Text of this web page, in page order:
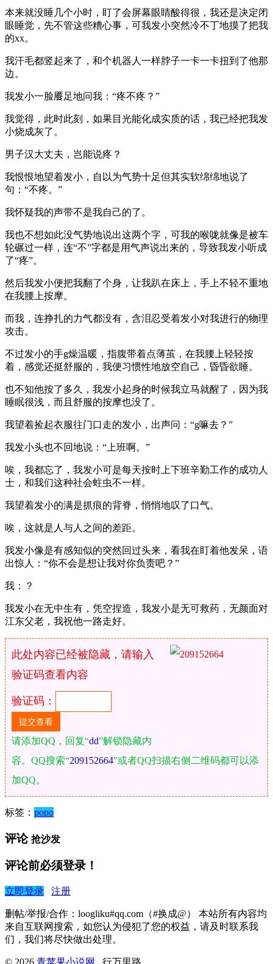
本来就没睡几个小时，盯了会屏幕眼睛酸得很，我还是决定闭
眼睡觉，先不管这些糟心事，可我发小突然冷不丁地摸了把我
的xx。
我汗毛都竖起来了，和个机器人一样脖子一卡一卡扭到了他那
边。
我发小一脸餍足地问我：“疼不疼？”
我觉得，此时此刻，如果目光能化成实质的话，我已经把我发
小烧成灰了。
男子汉大丈夫，岂能说疼？
我恨恨地望着发小，自以为气势十足但其实软绵绵地说了
句：“不疼。”
我怀疑我的声带不是我自己的了。
我也不想如此没气势地说出这两个字，可我的喉咙就像是被车
轮碾过一样，连“不”字都是用气声说出来的，导致我发小听成
了“疼”。
然后我发小便把我翻了个身，让我趴在床上，手上不轻不重地
在我腰上按摩。
而我，连挣扎的力气都没有，含泪忍受着发小对我进行的物理
攻击。
不过发小的手g燥温暖，指腹带着点薄茧，在我腰上轻轻按
着，感觉还挺舒服的，我便习惯性地放空自己，昏昏欲睡。
也不知他按了多久，我发小起身的时候我立马就醒了，因为我
睡眠很浅，而且舒服的按摩也没了。
我望着捡起衣服往门口走的发小，出声问：“g嘛去？”
我发小头也不回地说：“上班啊。”
唉，我都忘了，我发小可是每天按时上下班辛勤工作的成功人
士，和我们这种社会蛀虫不一样。
我望着发小的满是抓痕的背脊，悄悄地叹了口气。
唉，这就是人与人之间的差距。
我发小像是有感知似的突然回过头来，看我在盯着他发呆，语
出惊人：“你不会是想让我对你负责吧？”
我：？
我发小在无中生有，凭空捏造，我发小是无可救药，无颜面对
江东父老，我祝他一路走好。
此处内容已经被隐藏，请输入
验证码查看内容
验证码：
请添加QQ，回复“dd”解锁隐藏内
容。QQ搜索“209152664”或者QQ扫描右侧二维码都可以添
加QQ。
标签： popo
评论 抢沙发
评论前必须登录！
立即登录 注册
删帖/举报/合作：loogliku#qq.com（#换成@） 本站所有内容均
来自互联网搜索，如您认为侵犯了您的权益，请及时联系我
们，我们将尽快做出处理。
© 2026 青苹果小说网 行万里路